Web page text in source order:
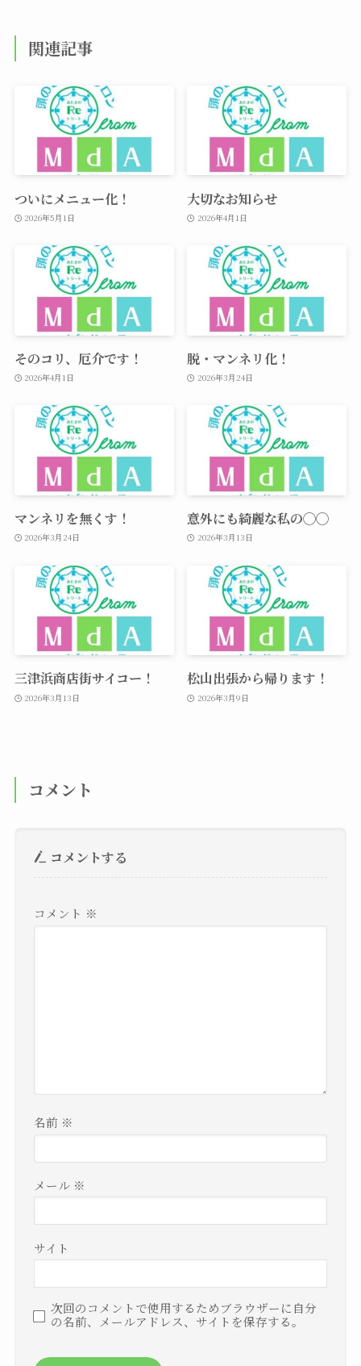
関連記事
ついにメニュー化！
2026年5月1日
大切なお知らせ
2026年4月1日
そのコリ、厄介です！
2026年4月1日
脱・マンネリ化！
2026年3月24日
マンネリを無くす！
2026年3月24日
意外にも綺麗な私の◯◯
2026年3月13日
三津浜商店街サイコー！
2026年3月13日
松山出張から帰ります！
2026年3月9日
コメント
コメントする
コメント ※
名前 ※
メール ※
サイト
次回のコメントで使用するためブラウザーに自分
の名前、メールアドレス、サイトを保存する。